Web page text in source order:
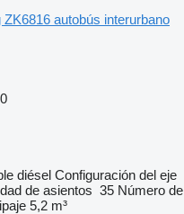
ZK6816 autobús interurbano
diésel Configuración del eje
de asientos 35 Número de
5,2 m³